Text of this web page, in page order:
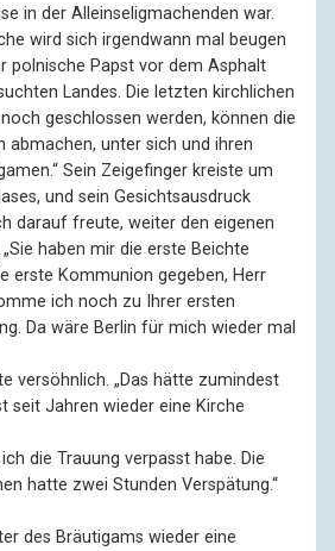
in der Alleinseligmachenden war.
wird sich irgendwann mal beugen
polnische Papst vor dem Asphalt
Landes. Die letzten kirchlichen
geschlossen werden, können die
abmachen, unter sich und ihren
Sein Zeigefinger kreiste um
und sein Gesichtsausdruck
darauf freute, weiter den eigenen
haben mir die erste Beichte
erste Kommunion gegeben, Herr
ich noch zu Ihrer ersten
Da wäre Berlin für mich wieder mal
versöhnlich. „Das hätte zumindest
seit Jahren wieder eine Kirche
die Trauung verpasst habe. Die
hatte zwei Stunden Verspätung.“
des Bräutigams wieder eine